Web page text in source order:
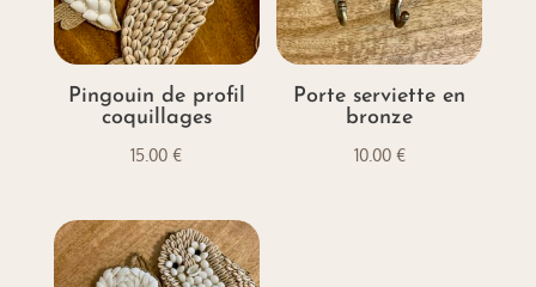
Pingouin de profil
coquillages
15.00€
Porte serviette en
bronze
10.00 €